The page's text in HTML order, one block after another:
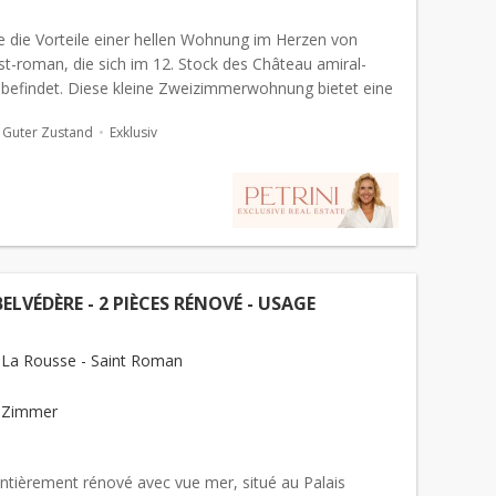
die Vorteile einer hellen Wohnung im Herzen von
roman, die sich im 12. Stock des Château amiral-
Diese kleine Zweizimmerwohnung bietet eine
Guter Zustand Exklusiv
- 2 PIÈCES RÉNOVÉ - USAGE
Rousse - Saint Roman
rénové avec vue mer, situé au Palais